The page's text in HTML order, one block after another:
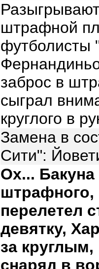
штрафной
футболисты
заброс в
сыграл
круглого в
Замена в
Сити":
Ох...
штрафного,
перелетел
девятку,
за
снаряд в